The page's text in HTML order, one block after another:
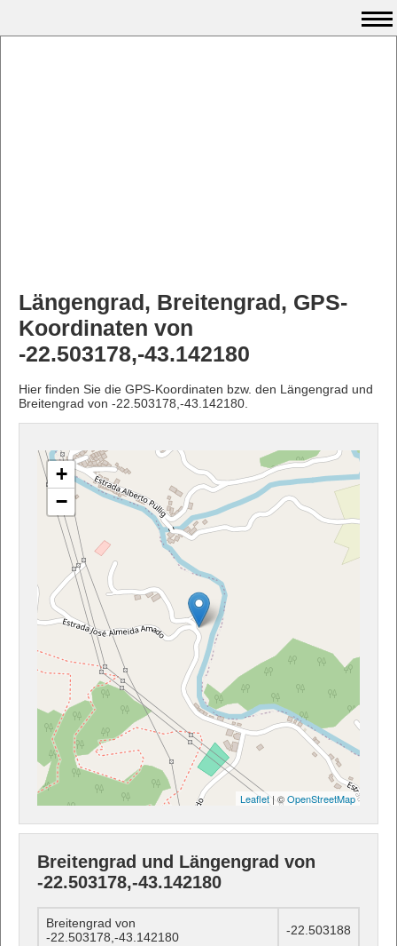
Längengrad, Breitengrad, GPS-
Koordinaten von
-22.503178,-43.142180
Hier finden Sie die GPS-Koordinaten bzw. den Längengrad und
Breitengrad von -22.503178,-43.142180.
+
−
Leaflet | ©OpenStreetMap
Breitengrad und Längengrad von
-22.503178,-43.142180
Breitengrad von
-22.503178,-43.142180
-22.503188